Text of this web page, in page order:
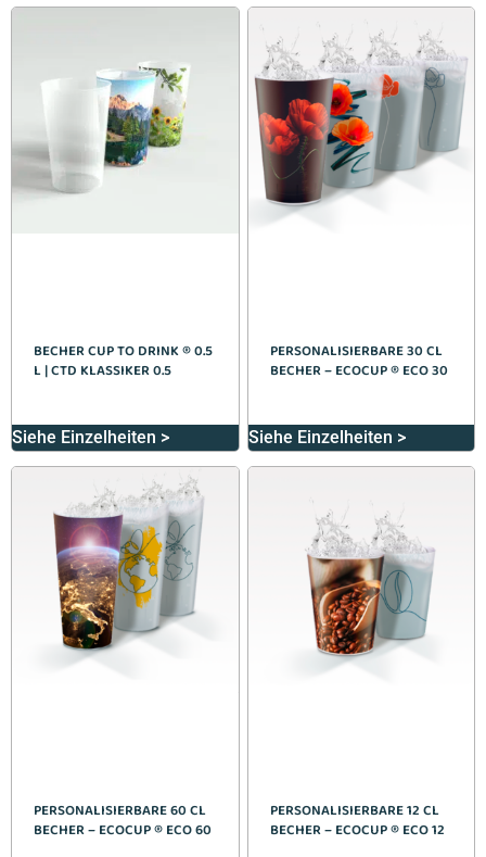
BECHER CUP TO DRINK ® 0.5
L | CTD KLASSIKER 0.5
Siehe Einzelheiten >
PERSONALISIERBARE 30 CL
BECHER – ECOCUP ® ECO 30
Siehe Einzelheiten >
PERSONALISIERBARE 60 CL
BECHER – ECOCUP ® ECO 60
PERSONALISIERBARE 12 CL
BECHER – ECOCUP ® ECO 12